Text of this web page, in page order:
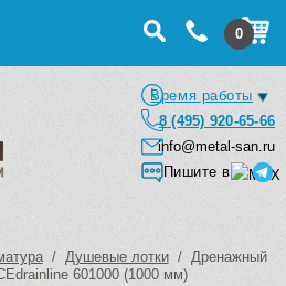
0
Время работы
8 (495) 920-65-66
info@metal-san.ru
Пишите в
/ Душевые лотки/ Дренажный
601000 (1000 мм)